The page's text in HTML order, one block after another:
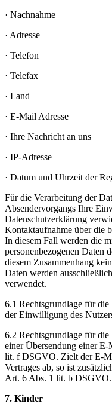
· Nachnahme
· Adresse
· Telefon
· Telefax
· Land
· E-Mail Adresse
· Ihre Nachricht an uns
· IP-Adresse
· Datum und Uhrzeit der
Für die Verarbeitung der
Absendervorgangs Ihre
Datenschutzerklärung
Kontaktaufnahme über die
In diesem Fall werden die
personenbezogenen Daten
diesem Zusammenhang
Daten werden
verwendet.
6.1 Rechtsgrundlage für
der Einwilligung des
6.2 Rechtsgrundlage für
einer Übersendung einer
lit. f DSGVO. Zielt der E-
Vertrages ab, so ist
Art. 6 Abs. 1 lit. b DSGVO.
7. Kinder